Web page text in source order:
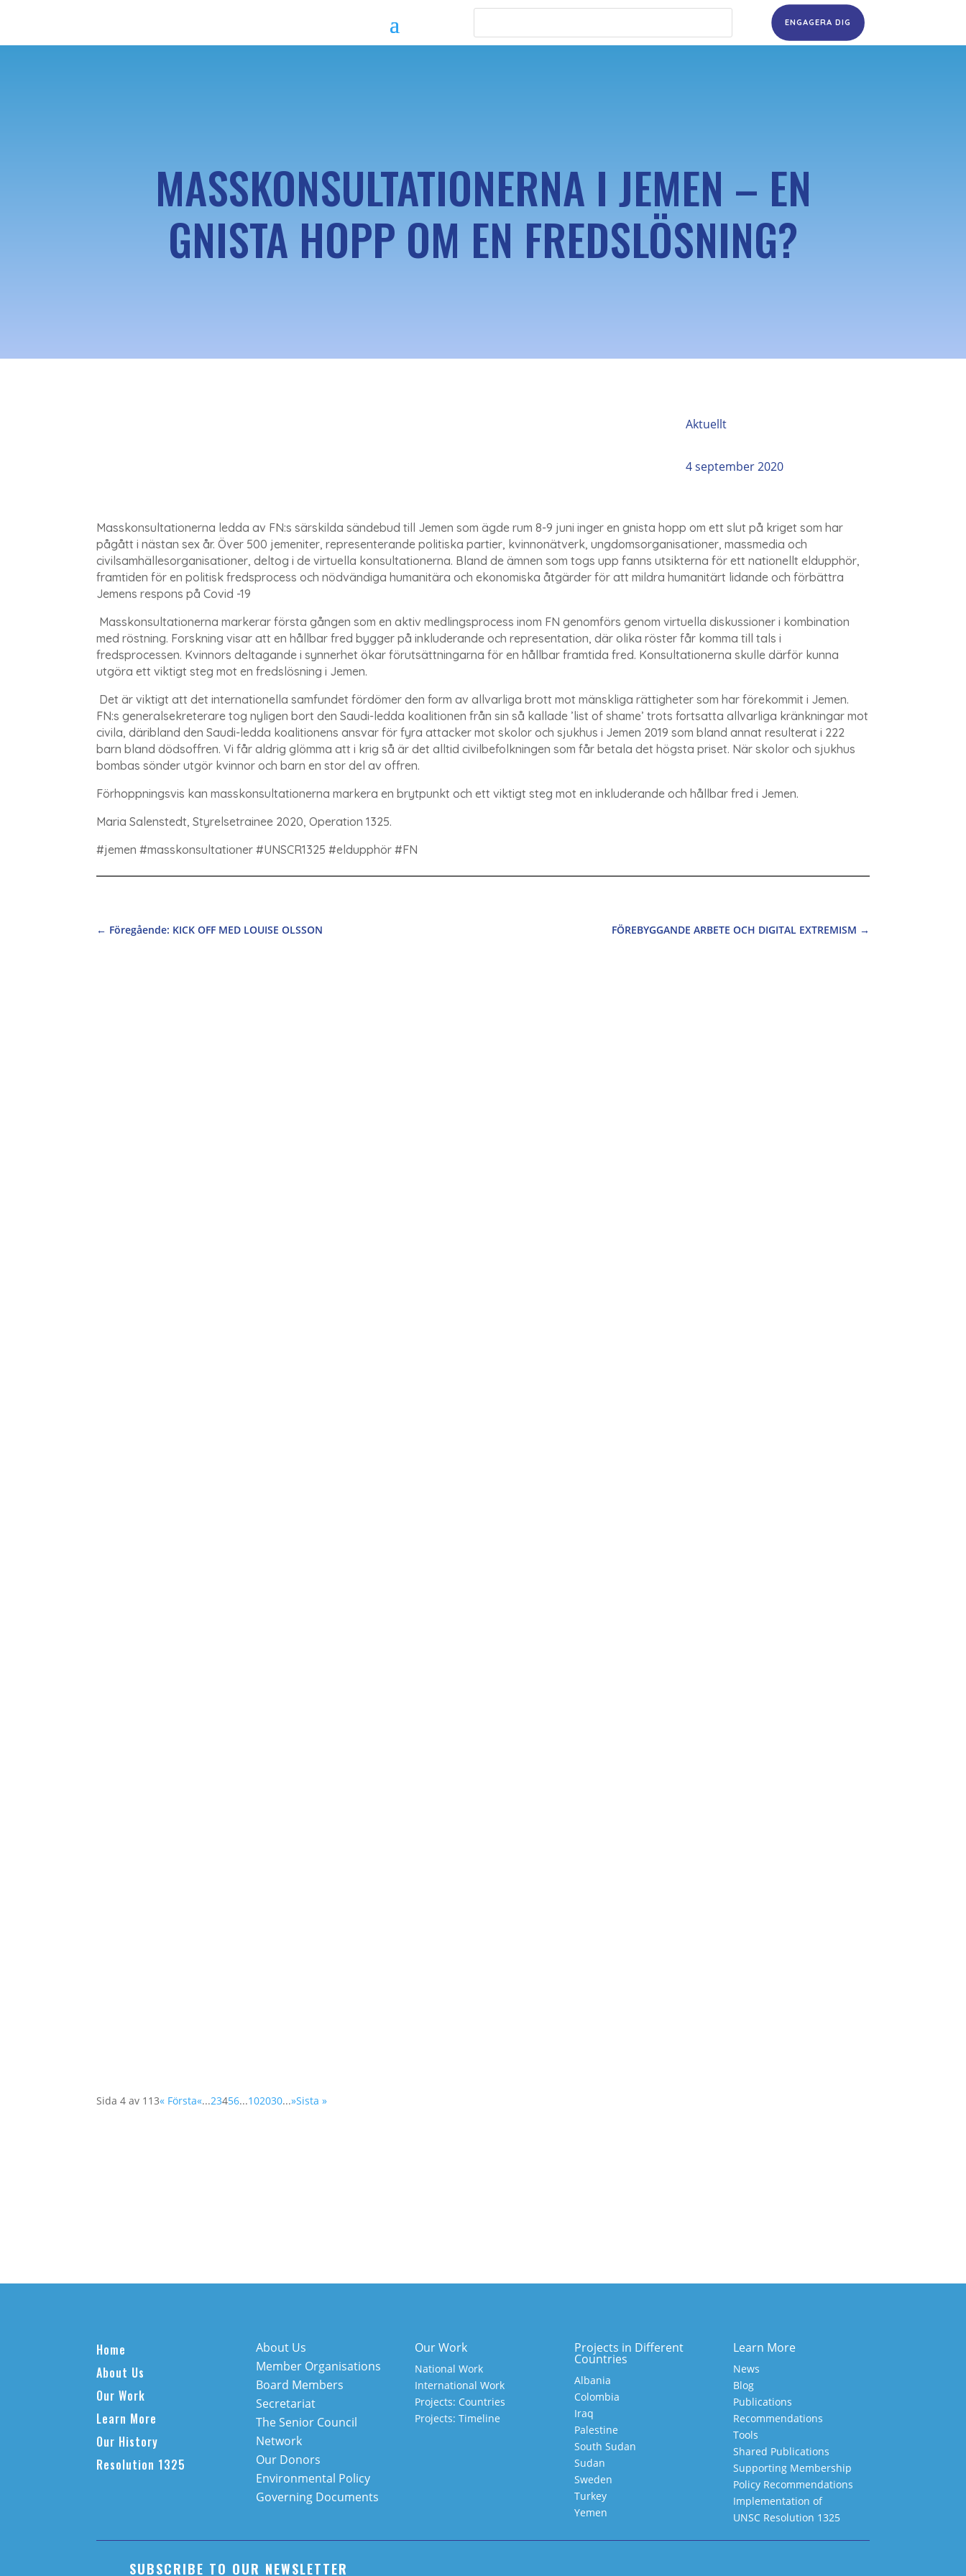
ENGAGERA DIG
MASSKONSULTATIONERNA I JEMEN – EN
GNISTA HOPP OM EN FREDSLÖSNING?
Aktuellt
4 september 2020
Masskonsultationerna ledda av FN:s särskilda sändebud till Jemen som ägde rum 8-9 juni inger en gnista hopp om ett slut på kriget som har
pågått i nästan sex år. Över 500 jemeniter, representerande politiska partier, kvinnonätverk, ungdomsorganisationer, massmedia och
civilsamhällesorganisationer, deltog i de virtuella konsultationerna. Bland de ämnen som togs upp fanns utsikterna för ett nationellt eldupphör,
framtiden för en politisk fredsprocess och nödvändiga humanitära och ekonomiska åtgärder för att mildra humanitärt lidande och förbättra
Jemens respons på Covid -19
Masskonsultationerna markerar första gången som en aktiv medlingsprocess inom FN genomförs genom virtuella diskussioner i kombination
med röstning. Forskning visar att en hållbar fred bygger på inkluderande och representation, där olika röster får komma till tals i
fredsprocessen. Kvinnors deltagande i synnerhet ökar förutsättningarna för en hållbar framtida fred. Konsultationerna skulle därför kunna
utgöra ett viktigt steg mot en fredslösning i Jemen.
Det är viktigt att det internationella samfundet fördömer den form av allvarliga brott mot mänskliga rättigheter som har förekommit i Jemen.
FN:s generalsekreterare tog nyligen bort den Saudi-ledda koalitionen från sin så kallade ’list of shame’ trots fortsatta allvarliga kränkningar mot
civila, däribland den Saudi-ledda koalitionens ansvar för fyra attacker mot skolor och sjukhus i Jemen 2019 som bland annat resulterat i 222
barn bland dödsoffren. Vi får aldrig glömma att i krig så är det alltid civilbefolkningen som får betala det högsta priset. När skolor och sjukhus
bombas sönder utgör kvinnor och barn en stor del av offren.
Förhoppningsvis kan masskonsultationerna markera en brytpunkt och ett viktigt steg mot en inkluderande och hållbar fred i Jemen.
Maria Salenstedt, Styrelsetrainee 2020, Operation 1325.
#jemen #masskonsultationer #UNSCR1325 #eldupphör #FN
← Föregående: KICK OFF MED LOUISE OLSSON FÖREBYGGANDE ARBETE OCH DIGITAL EXTREMISM →
Sida 4 av 113« Första«...23456...102030...»Sista »
Home
About Us
Our Work
Learn More
Our History
Resolution 1325
About Us
Member Organisations
Board Members
Secretariat
The Senior Council
Network
Our Donors
Environmental Policy
Governing Documents
Our Work
National Work
International Work
Projects: Countries
Projects: Timeline
Projects in Different
Countries
Albania
Colombia
Iraq
Palestine
South Sudan
Sudan
Sweden
Turkey
Yemen
Learn More
News
Blog
Publications
Recommendations
Tools
Shared Publications
Supporting Membership
Policy Recommendations
Implementation of
UNSC Resolution 1325
SUBSCRIBE TO OUR NEWSLETTER